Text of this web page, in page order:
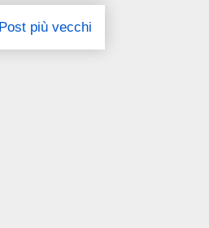
Post più vecchi